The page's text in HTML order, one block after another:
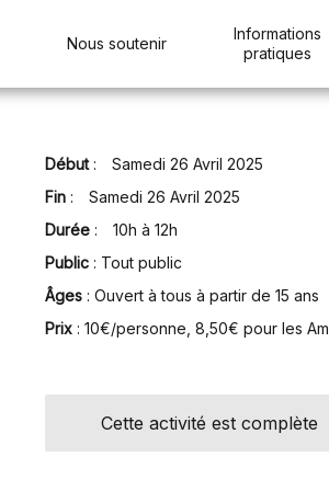
Nous soutenir
Informations
pratiques
Début:
Samedi 26 Avril 2025
Fin :
Samedi 26 Avril 2025
Durée :
10h à 12h
Public : Tout public
Âges : Ouvert à tous à partir de 15 ans
Prix :10€/personne, 8,50€ pour les
Cette activité est complète